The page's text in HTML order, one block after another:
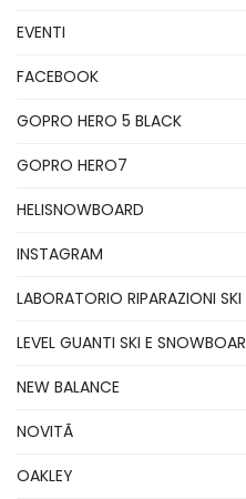
EVENTI
FACEBOOK
GOPRO HERO 5 BLACK
GOPRO HERO7
HELISNOWBOARD
INSTAGRAM
LABORATORIO RIPARAZIONI
LEVEL GUANTI SKI E
NEW BALANCE
NOVITÃ
OAKLEY